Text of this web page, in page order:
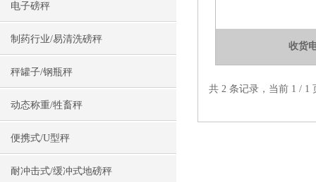
电子磅秤
制药行业/易清洗磅秤
秤罐子/钢瓶秤
动态称重/牲畜秤
便携式/U型秤
耐冲击式/缓冲式地磅秤
收货
共 2 条记录，当前 1 /